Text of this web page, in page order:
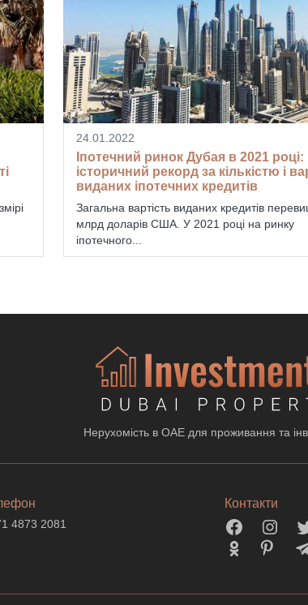
24.01.2022
Іпотечний ринок Дубая в 2021 році:
історичний рекорд за кількістю і
виданих іпотечних кредитів
Загальна вартість виданих кредитів
млрд доларів США. У 2021 році на ринку
іпотечного...
Нерухомість в ОАЕ для проживання та
4873 2081
Контакти